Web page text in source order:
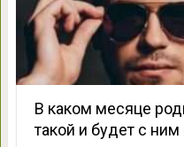
В каком месяце
такой и будет с